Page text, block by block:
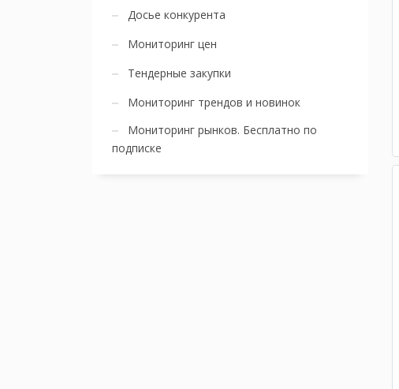
Досье конкурента
Мониторинг цен
Тендерные закупки
Мониторинг трендов и новинок
Мониторинг рынков. Бесплатно по
подписке